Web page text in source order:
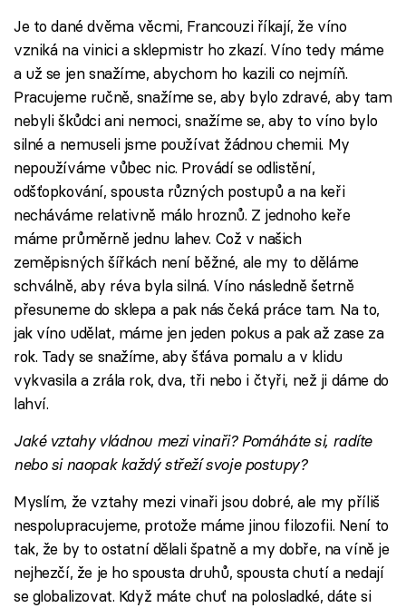
Je to dané dvěma věcmi, Francouzi říkají, že víno
vzniká na vinici a sklepmistr ho zkazí. Víno tedy máme
a už se jen snažíme, abychom ho kazili co nejmíň.
Pracujeme ručně, snažíme se, aby bylo zdravé, aby tam
nebyli škůdci ani nemoci, snažíme se, aby to víno bylo
silné a nemuseli jsme používat žádnou chemii. My
nepoužíváme vůbec nic. Provádí se odlistění,
odšťopkování, spousta různých postupů a na keři
necháváme relativně málo hroznů. Z jednoho keře
máme průměrně jednu lahev. Což v našich
zeměpisných šířkách není běžné, ale my to děláme
schválně, aby réva byla silná. Víno následně šetrně
přesuneme do sklepa a pak nás čeká práce tam. Na to,
jak víno udělat, máme jen jeden pokus a pak až zase za
rok. Tady se snažíme, aby šťáva pomalu a v klidu
vykvasila a zrála rok, dva, tři nebo i čtyři, než ji dáme do
lahví.
Jaké vztahy vládnou mezi vinaři? Pomáháte si, radíte
nebo si naopak každý střeží svoje postupy?
Myslím, že vztahy mezi vinaři jsou dobré, ale my příliš
nespolupracujeme, protože máme jinou filozofii. Není to
tak, že by to ostatní dělali špatně a my dobře, na víně je
nejhezčí, že je ho spousta druhů, spousta chutí a nedají
se globalizovat. Když máte chuť na polosladké, dáte si